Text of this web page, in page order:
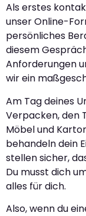
Als erstes
unser Online-
persönliches
diesem
Anforderungen
wir ein
Am Tag deines
Verpacken, den
Möbel und
behandeln dein
stellen sicher,
Du musst dich
alles für dich.
Also, wenn du